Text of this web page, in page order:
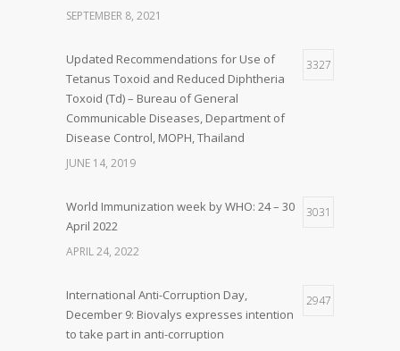
SEPTEMBER 8, 2021
Updated Recommendations for Use of
Tetanus Toxoid and Reduced Diphtheria
Toxoid (Td) – Bureau of General
Communicable Diseases, Department of
Disease Control, MOPH, Thailand
3327
JUNE 14, 2019
World Immunization week by WHO: 24 – 30
April 2022
3031
APRIL 24, 2022
International Anti-Corruption Day,
December 9: Biovalys expresses intention
to take part in anti-corruption
2947